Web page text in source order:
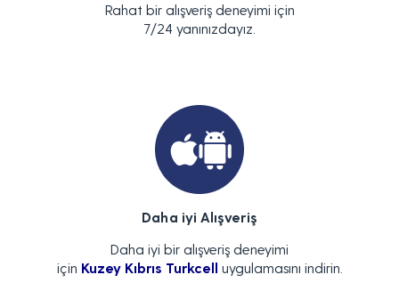
Rahat bir alışveriş deneyimi için
7/24 yanınızdayız.
Daha iyi Alışveriş
Daha iyi bir alışveriş deneyimi
için Kuzey Kıbrıs Turkcell uygulamasını indirin.